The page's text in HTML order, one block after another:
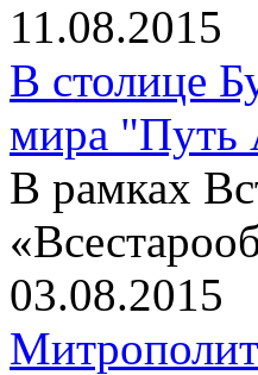
11.08.2015
В столице
мира "Путь
В рамках
03.08.2015